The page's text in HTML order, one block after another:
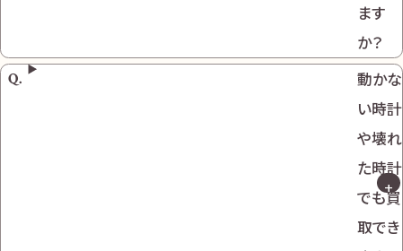
ます
か？
動かな
い時計
や壊れ
た時計
でも買
取でき